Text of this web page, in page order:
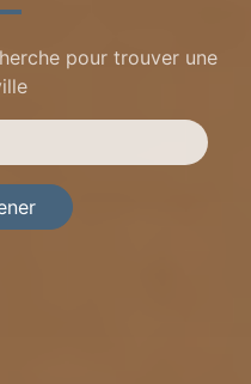
pour trouver une